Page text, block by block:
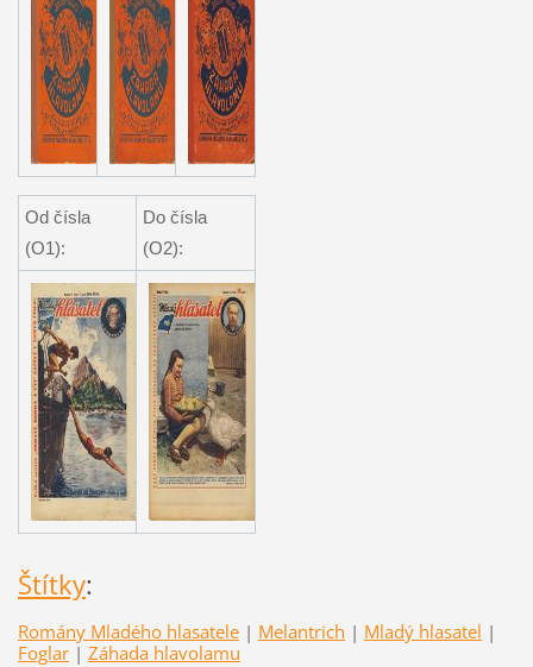
Od čísla
(O1):
Do čísla
(O2):
Štítky:
Romány Mladého hlasatele | Melantrich | Mladý hlasatel |
Foglar | Záhada hlavolamu